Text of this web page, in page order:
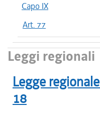
Capo IX
Art. 77
Leggi regionali
Legge regionale
18